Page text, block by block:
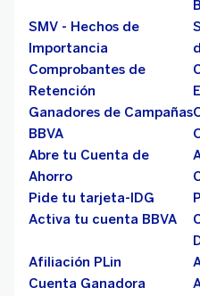
SMV - Hechos de
Importancia
Comprobantes de
Retención
Ganadores de Campañas
BBVA
Abre tu Cuenta de
Ahorro
Pide tu tarjeta-IDG
Activa tu cuenta BBVA
Afiliación PLin
Cuenta Ganadora